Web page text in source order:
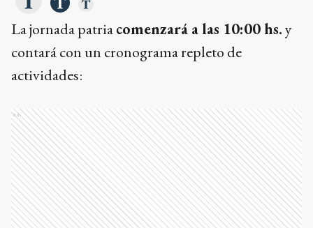
La jornada patriacomenzará a las 10:00 hs.y
contará con un cronograma repleto de
actividades:
Ads